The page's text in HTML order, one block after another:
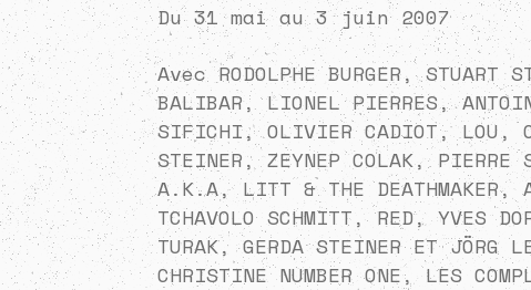
Du 31 mai au 3 juin 2007
Avec RODOLPHE BURGER, STUART
BALIBAR, LIONEL PIERRES,
SIFICHI, OLIVIER CADIOT, LOU,
STEINER, ZEYNEP COLAK, PIERRE
A.K.A, LITT & THE DEATHMAKER,
TCHAVOLO SCHMITT, RED, YVES
TURAK, GERDA STEINER ET JÖRG
CHRISTINE NUMBER ONE, LES